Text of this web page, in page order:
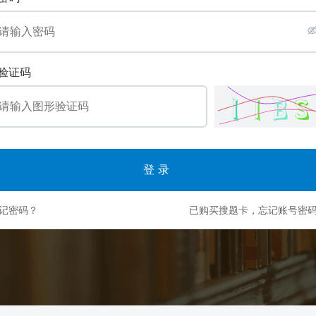
证码
登录
密码？ 已购买搜题卡，忘记账号密